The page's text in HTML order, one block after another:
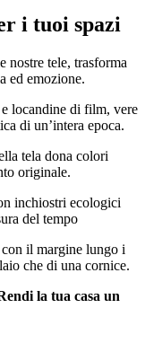
i tuoi spazi
nostre tele, trasforma
ed emozione.
locandine di film, vere
di un’intera epoca.
tela dona colori
originale.
inchiostri ecologici
del tempo
il margine lungo i
che di una cornice.
la tua casa un